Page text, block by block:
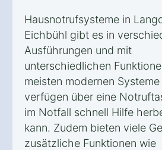
Hausnotrufsysteme in
Eichbühl gibt es in
Ausführungen und mit
unterschiedlichen
meisten modernen Systeme
verfügen über eine
im Notfall schnell Hilfe
kann. Zudem bieten viele
zusätzliche Funktionen wie